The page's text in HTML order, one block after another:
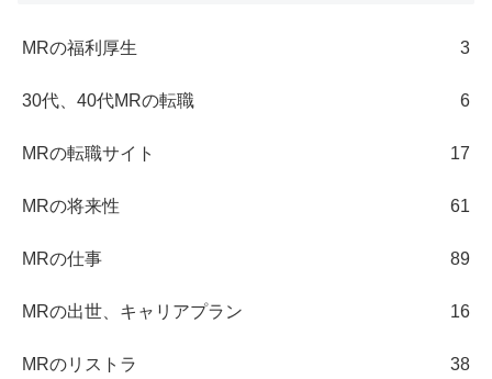
MRの福利厚生 3
30代、40代MRの転職 6
MRの転職サイト 17
MRの将来性 61
MRの仕事 89
MRの出世、キャリアプラン 16
MRのリストラ 38